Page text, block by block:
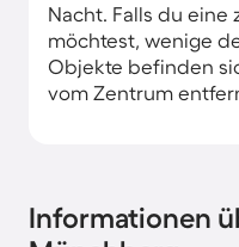
Nacht. Falls du
möchtest, wenige
Objekte befinden
vom Zentrum
Informationen